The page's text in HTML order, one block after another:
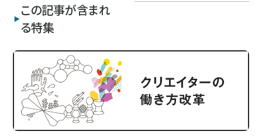
この記事が含まれ
る特集